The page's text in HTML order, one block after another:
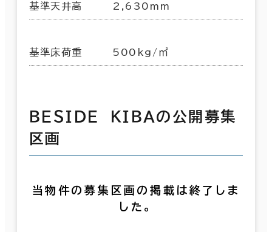
基準天井高 2,630mm
基準床荷重 500kg/㎡
ＢＥＳＩＤＥ ＫＩＢＡの公開募集
区画
当物件の募集区画の掲載は終了しま
した。